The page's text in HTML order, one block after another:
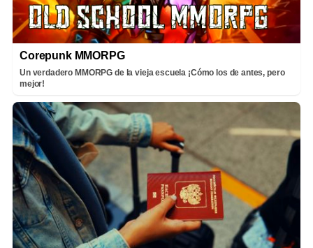
Corepunk MMORPG
Un verdadero MMORPG de la vieja escuela ¡Cómo los de antes, pero
mejor!